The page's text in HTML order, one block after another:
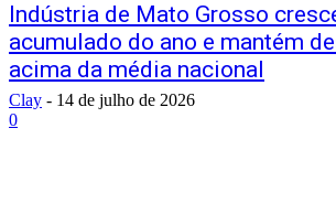
Indústria de Mato Grosso
acumulado do ano e mantém
acima da média nacional
Clay - 14 de julho de 2026
0